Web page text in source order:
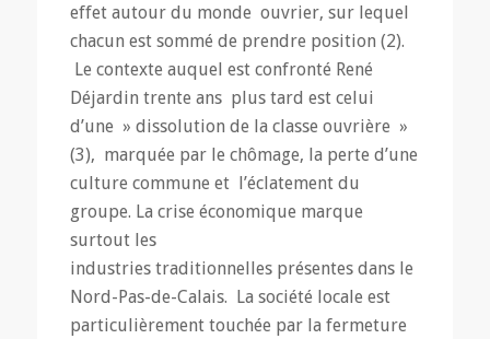
effet autour du monde ouvrier, sur lequel
chacun est sommé de prendre position (2).
Le contexte auquel est confronté René
Déjardin trente ans plus tard est celui
d’une » dissolution de la classe ouvrière »
(3), marquée par le chômage, la perte d’une
culture commune et l’éclatement du
groupe. La crise économique marque
surtout les
industries traditionnelles présentes dans le
Nord-Pas-de-Calais. La société locale est
particulièrement touchée par la fermeture